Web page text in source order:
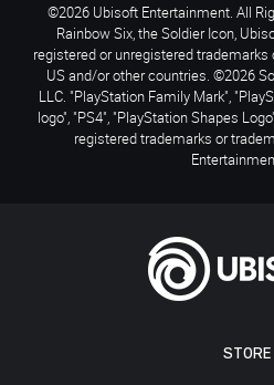
STORE
©2026 Ubisoft Entertainment. All
Rainbow Six, the Soldier Icon,
registered or unregistered
US and/or other countries. ©2026
LLC. "PlayStation Family Mark",
logo", "PS4", "PlayStation Shapes
registered trademarks or